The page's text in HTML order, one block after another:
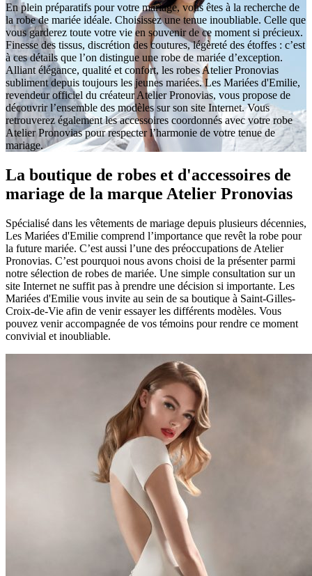
En plein préparatifs pour votre mariage, vous êtes à la recherche de
la robe de mariée idéale. Choisissez une tenue inoubliable. Celle que
vous garderez toute votre vie en souvenir de ce moment si précieux.
Finesse des tissus, discrétion des coutures, légèreté des étoffes : c’est
à ces détails que l’on distingue une robe de mariée d’exception.
Alliant élégance, qualité et confort, les robes Atelier Pronovias
subliment depuis toujours les jeunes mariées. Les Mariées d'Emilie,
revendeur officiel du créateur Atelier Pronovias, vous propose de
découvrir l’ensemble des modèles sur son site Internet. Vous
retrouverez également les accessoires coordonnés avec votre robe
Atelier Pronovias pour respecter l’harmonie de votre tenue de
mariage.
La boutique de robes et d'accessoires de
mariage de la marque Atelier Pronovias
Spécialisé dans les vêtements de mariage depuis plusieurs décennies,
Les Mariées d'Emilie comprend l’importance que revêt la robe pour
la future mariée. C’est aussi l’une des préoccupations de Atelier
Pronovias. C’est pourquoi nous avons choisi de la présenter parmi
notre sélection de robes de mariée. Une simple consultation sur un
site Internet ne suffit pas à prendre une décision si importante. Les
Mariées d'Emilie vous invite au sein de sa boutique à Saint-Gilles-
Croix-de-Vie afin de venir essayer les différents modèles. Vous
pouvez venir accompagnée de vos témoins pour rendre ce moment
convivial et inoubliable.